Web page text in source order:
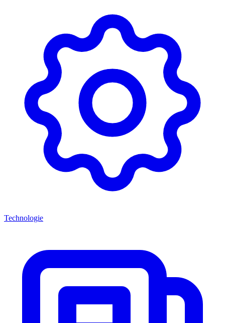
Technologie